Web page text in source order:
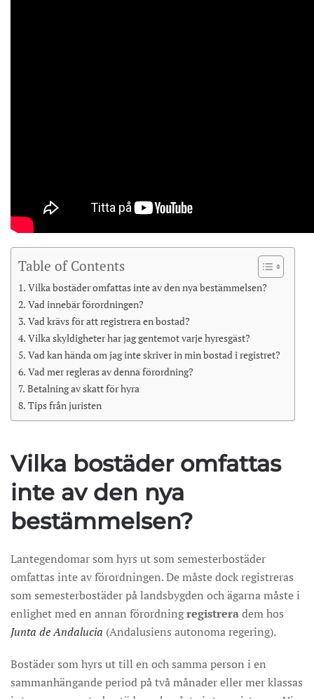
Table of Contents
Vilka bostäder omfattas inte av den nya bestämmelsen?
Vad innebär förordningen?
Vad krävs för att registrera en bostad?
Vilka skyldigheter har jag gentemot varje hyresgäst?
Vad kan hända om jag inte skriver in min bostad i registret?
Vad mer regleras av denna förordning?
Betalning av skatt för hyra
Tips från juristen
Vilka bostäder omfattas
inte av den nya
bestämmelsen?
Lantegendomar som hyrs ut som semesterbostäder
omfattas inte av förordningen. De måste dock registreras
som semesterbostäder på landsbygden och ägarna måste i
enlighet med en annan förordningregistreradem hos
Junta de Andalucia (Andalusiens autonoma regering).
Bostäder som hyrs ut till en och samma person i en
sammanhängande period på två månader eller mer klassas